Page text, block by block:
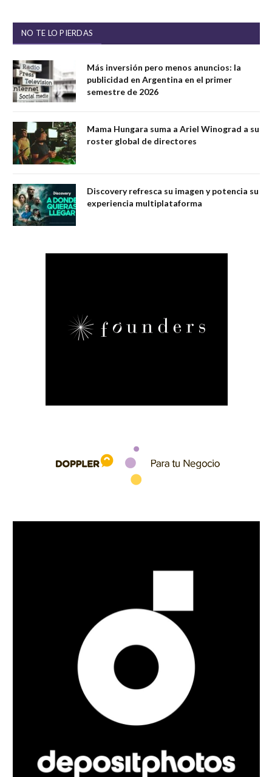
NO TE LO PIERDAS
Más inversión pero menos anuncios: la
publicidad en Argentina en el primer
semestre de 2026
Mama Hungara suma a Ariel Winograd a su
roster global de directores
Discovery refresca su imagen y potencia su
experiencia multiplataforma